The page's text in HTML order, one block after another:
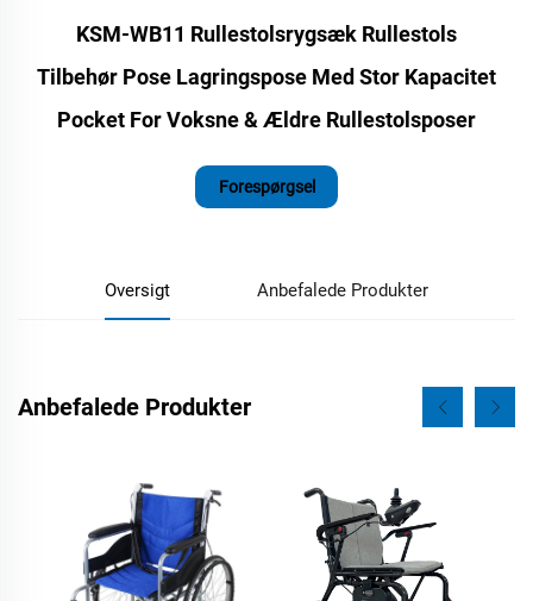
KSM-WB11 Rullestolsrygsæk Rullestols
Tilbehør Pose Lagringspose Med Stor Kapacitet
Pocket For Voksne & Ældre Rullestolsposer
Forespørgsel
Oversigt Anbefalede Produkter
Anbefalede Produkter